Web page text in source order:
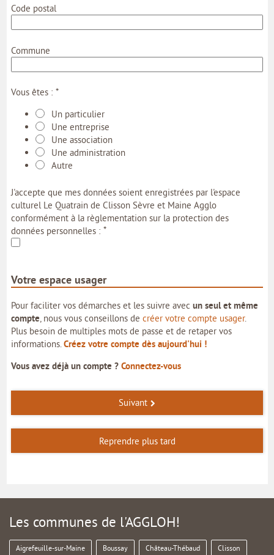
Code postal
Commune
Vous êtes : *
Un particulier
Une entreprise
Une association
Une administration
Autre
J'accepte que mes données soient enregistrées par l'espace
culturel Le Quatrain de Clisson Sèvre et Maine Agglo
conformément à la règlementation sur la protection des
données personnelles : *
Votre espace usager
Pour faciliter vos démarches et les suivre avec un seul et même
compte, nous vous conseillons de créer votre compte usager.
Plus besoin de multiples mots de passe et de retaper vos
informations.Créez votre compte dès aujourd'hui !
Vous avez déjà un compte ? Connectez-vous
Suivant
Reprendre plus tard
Les communes de l'AGGLOH!
Aigrefeuille-sur-Maine Boussay Château-Thébaud Clisson